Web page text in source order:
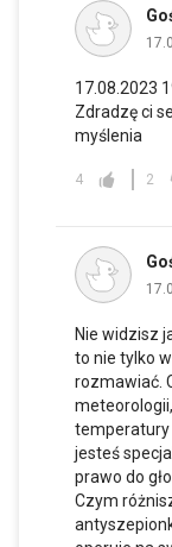
17.08.2023
Zdradzę ci
myślenia
4 2
Nie widzisz
to nie tylko
rozmawiać.
temperatury
jesteś
prawo do
Czym